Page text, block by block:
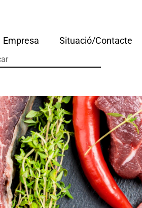
Empresa Situació/Contacte